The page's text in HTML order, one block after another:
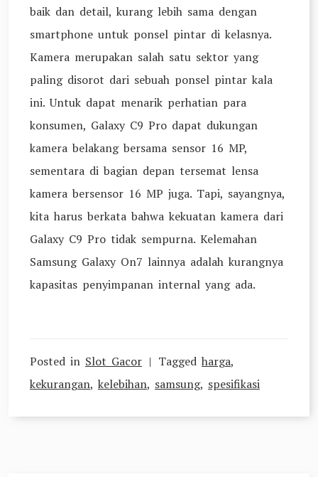
baik dan detail, kurang lebih sama dengan
smartphone untuk ponsel pintar di kelasnya.
Kamera merupakan salah satu sektor yang
paling disorot dari sebuah ponsel pintar kala
ini. Untuk dapat menarik perhatian para
konsumen, Galaxy C9 Pro dapat dukungan
kamera belakang bersama sensor 16 MP,
sementara di bagian depan tersemat lensa
kamera bersensor 16 MP juga. Tapi, sayangnya,
kita harus berkata bahwa kekuatan kamera dari
Galaxy C9 Pro tidak sempurna. Kelemahan
Samsung Galaxy On7 lainnya adalah kurangnya
kapasitas penyimpanan internal yang ada.
Posted in Slot Gacor Tagged harga,
kekurangan, kelebihan, samsung, spesifikasi